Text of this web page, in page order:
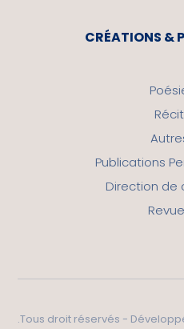
CRÉATIONS &
Récit
Publications
Direction de
.